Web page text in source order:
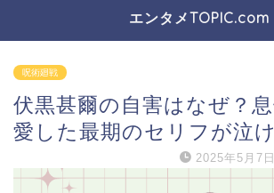
エンタメTOPIC.com
呪術廻戦
伏黒甚爾の自害はなぜ？
愛した最期のセリフが泣け
2025年5月7日